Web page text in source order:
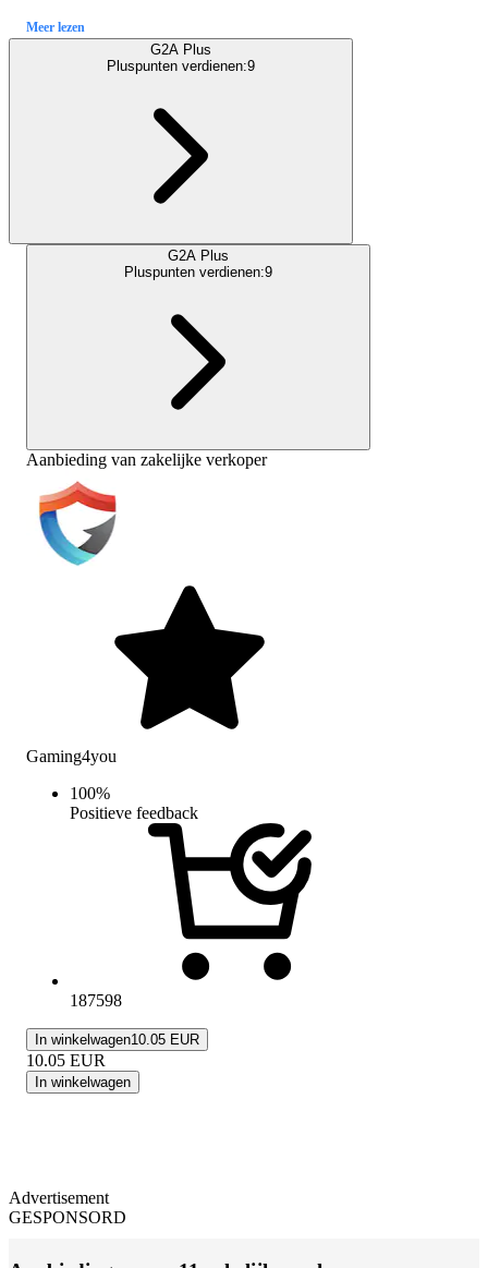
Meer lezen
G2A Plus
Pluspunten verdienen:9
G2A Plus
Pluspunten verdienen:9
Aanbieding van zakelijke verkoper
Gaming4you
100%
Positieve feedback
187598
In winkelwagen10.05 EUR
10.05 EUR
In winkelwagen
Advertisement
GESPONSORD